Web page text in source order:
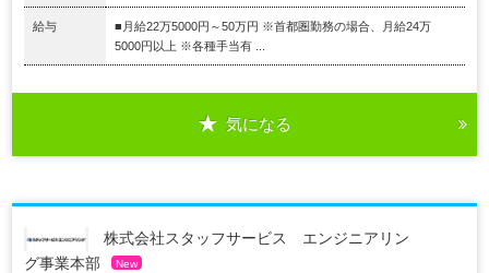
給与
■月給22万5000円～50万円 ※首都圏勤務の場合、月給24万
5000円以上 ※各種手当有 ...
気になる
株式会社スタッフサービス エンジニアリン
グ事業本部
New